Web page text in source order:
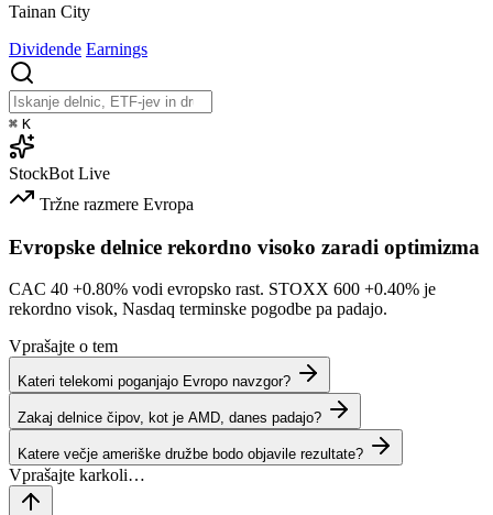
Tainan City
Dividende Earnings
⌘ K
StockBot Live
Tržne razmere Evropa
Evropske delnice rekordno visoko zaradi optimizma
CAC 40 +0.80% vodi evropsko rast. STOXX 600 +0.40% je
rekordno visok, Nasdaq terminske pogodbe pa padajo.
Vprašajte o tem
Kateri telekomi poganjajo Evropo navzgor?
Zakaj delnice čipov, kot je AMD, danes padajo?
Katere večje ameriške družbe bodo objavile rezultate?